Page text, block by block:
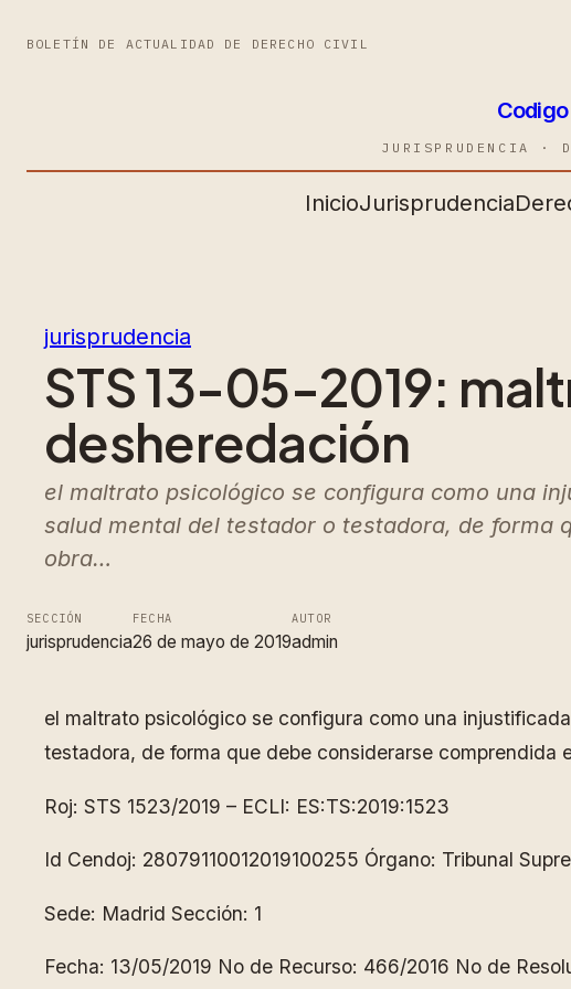
BOLETÍN DE ACTUALIDAD DE DERECHO CIVIL
JURISPRUDENCIA ·
InicioJurisprudencia
jurisprudencia
STS 13-05-2019:
desheredación
el maltrato psicológico se configura como una
salud mental del testador o testadora, de forma
obra…
SECCIÓN
jurisprudencia
FECHA
26 de mayo de 2019
AUTOR
admin
el maltrato psicológico se configura como una
testadora, de forma que debe considerarse comprendida
Roj: STS 1523/2019 – ECLI: ES:TS:2019:1523
Id Cendoj: 28079110012019100255 Órgano: Tribunal
Sede: Madrid Sección: 1
Fecha: 13/05/2019 No de Recurso: 466/2016 No de